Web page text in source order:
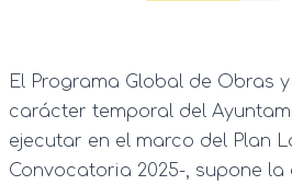
El Programa Global de Obras
carácter temporal del
ejecutar en el marco del Plan
Convocatoria 2025-, supone